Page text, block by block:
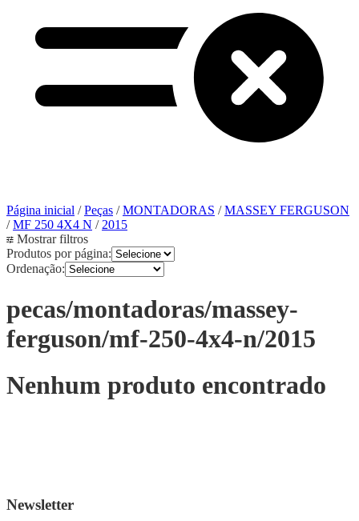
Página inicial /Peças /MONTADORAS /MASSEY FERGUSON
/MF 250 4X4 N /2015
Mostrar filtros
Produtos por página:
Ordenação:
pecas/montadoras/massey-
ferguson/mf-250-4x4-n/2015
Nenhum produto encontrado
Newsletter